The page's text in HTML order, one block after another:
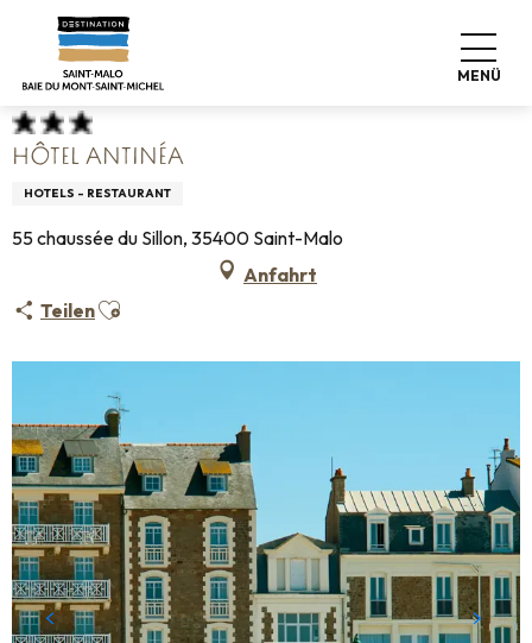
contenu
MENÜ
Startseite
Hotels
Hôtel Antinéa
HÔTEL ANTINÉA
HOTELS - RESTAURANT
55 chaussée du Sillon, 35400 Saint-Malo
Anfahrt
TeilenAjouter aux favoris